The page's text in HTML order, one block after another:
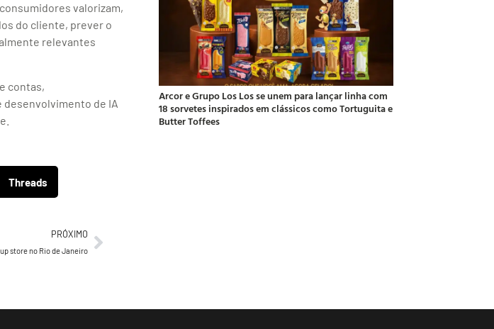
valorizam,
do cliente, prever o
relevantes
contas,
desenvolvimento de IA
Threads
PRÓXIMO
store no Rio de Janeiro
Arcor e Grupo Los Los se unem para lançar linha com
18 sorvetes inspirados em clássicos como Tortuguita e
Butter Toffees